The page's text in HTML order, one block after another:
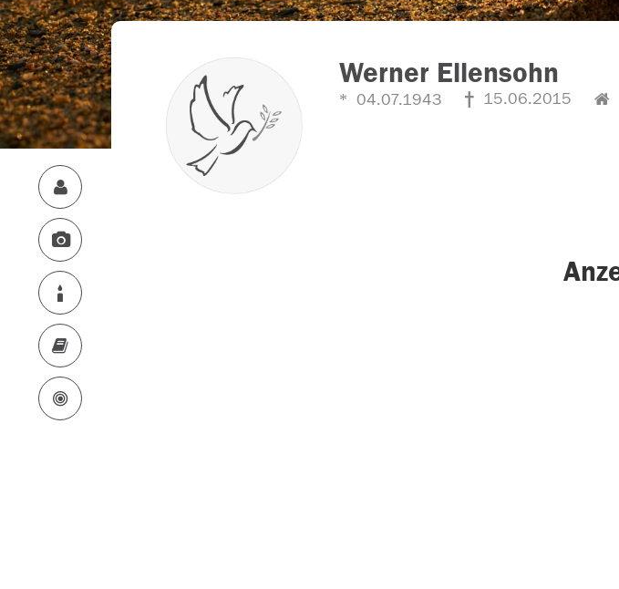
Werner Ellensohn
04.07.1943 15.06.2015